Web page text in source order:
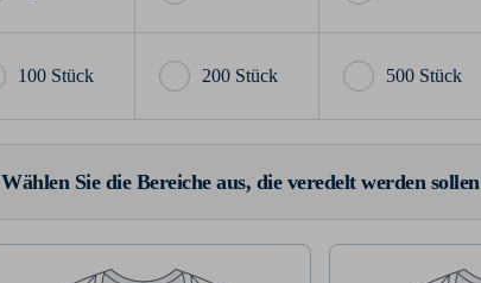
100 Stück 200 Stück 500 Stück
Wählen Sie die Bereiche aus, die veredelt werden sollen